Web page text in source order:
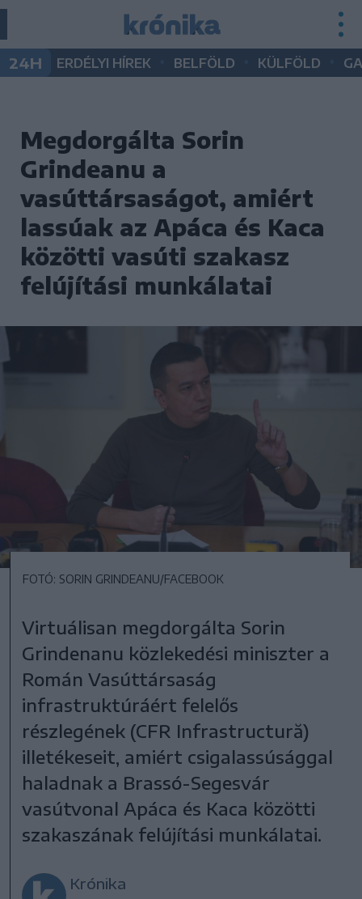
24H ERDÉLYI HÍREK BELFÖLD KÜLFÖLD
Megdorgálta Sorin
Grindeanu a
vasúttársaságot, amiért
lassúak az Apáca és Kaca
közötti vasúti szakasz
felújítási munkálatai
FOTÓ: SORIN GRINDEANU/FACEBOOK
Virtuálisan megdorgálta Sorin
Grindenanu közlekedési miniszter a
Román Vasúttársaság
infrastruktúráért felelős
részlegének (CFR Infrastructură)
illetékeseit, amiért csigalassúsággal
haladnak a Brassó-Segesvár
vasútvonal Apáca és Kaca közötti
szakaszának felújítási munkálatai.
Krónika